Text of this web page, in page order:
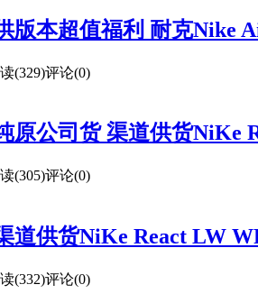
版本超值福利 耐克Nike
(329)评论(0)
原公司货 渠道供货NiKe
(305)评论(0)
道供货NiKe React LW
(332)评论(0)